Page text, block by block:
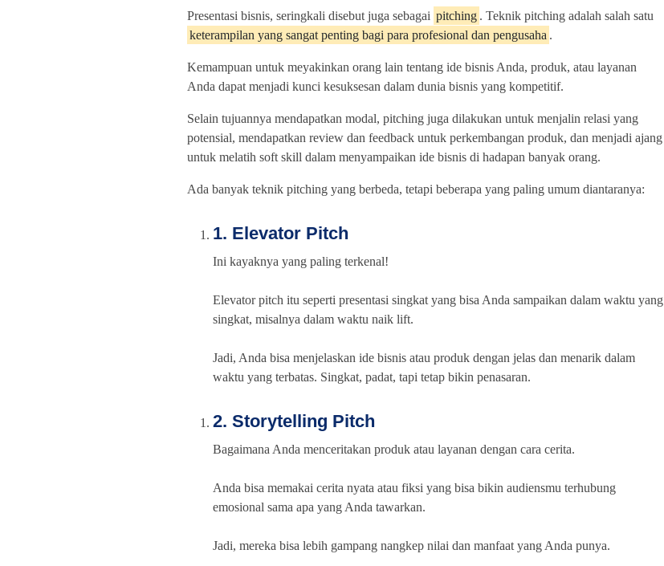
Presentasi bisnis, seringkali disebut juga sebagai pitching . Teknik pitching adalah salah satu
keterampilan yang sangat penting bagi para profesional dan pengusaha .
Kemampuan untuk meyakinkan orang lain tentang ide bisnis Anda, produk, atau layanan
Anda dapat menjadi kunci kesuksesan dalam dunia bisnis yang kompetitif.
Selain tujuannya mendapatkan modal, pitching juga dilakukan untuk menjalin relasi yang
potensial, mendapatkan review dan feedback untuk perkembangan produk, dan menjadi ajang
untuk melatih soft skill dalam menyampaikan ide bisnis di hadapan banyak orang.
Ada banyak teknik pitching yang berbeda, tetapi beberapa yang paling umum diantaranya:
1. Elevator Pitch
Ini kayaknya yang paling terkenal!
Elevator pitch itu seperti presentasi singkat yang bisa Anda sampaikan dalam waktu yang
singkat, misalnya dalam waktu naik lift.
Jadi, Anda bisa menjelaskan ide bisnis atau produk dengan jelas dan menarik dalam
waktu yang terbatas. Singkat, padat, tapi tetap bikin penasaran.
2. Storytelling Pitch
Bagaimana Anda menceritakan produk atau layanan dengan cara cerita.
Anda bisa memakai cerita nyata atau fiksi yang bisa bikin audiensmu terhubung
emosional sama apa yang Anda tawarkan.
Jadi, mereka bisa lebih gampang nangkep nilai dan manfaat yang Anda punya.